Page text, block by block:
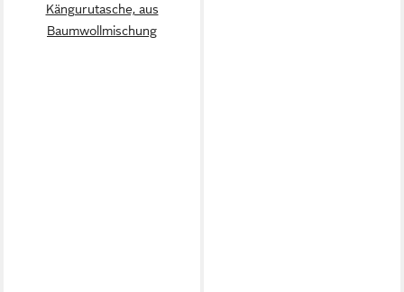
Kängurutasche, aus
Baumwollmischung